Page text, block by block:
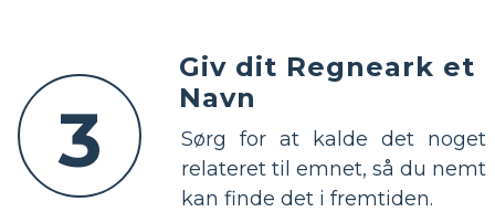
3
Giv dit Regneark et
Navn
Sørg for at kalde det noget
relateret til emnet, så du nemt
kan finde det i fremtiden.